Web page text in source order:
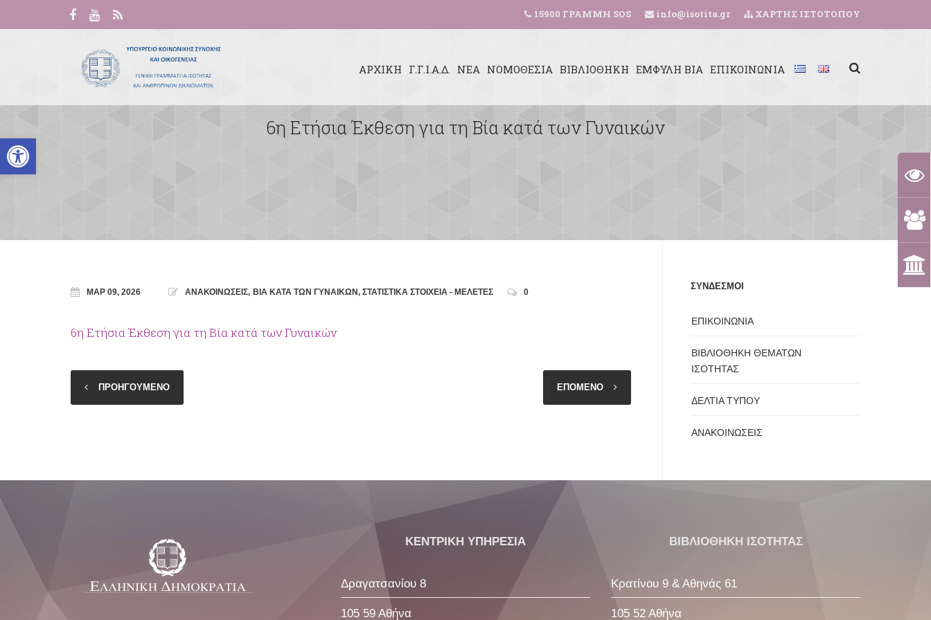
Ανοίξτε τη γραμμή εργαλείων
15900 ΓΡΑΜΜΗ SOS info@isotita.gr ΧΑΡΤΗΣ ΙΣΤΟΤΟΠΟΥ
ΑΡΧΙΚΗ Γ.Γ.Ι.Α.Δ. ΝΕΑ ΝΟΜΟΘΕΣΙΑ ΒΙΒΛΙΟΘΗΚΗ ΕΜΦΥΛΗ ΒΙΑ ΕΠΙΚΟΙΝΩΝΙΑ
6η Ετήσια Έκθεση για τη Βία κατά των Γυναικών
ΜΑΡ 09, 2026 ΑΝΑΚΟΙΝΩΣΕΙΣ, ΒΙΑ ΚΑΤΑ ΤΩΝ ΓΥΝΑΙΚΩΝ, ΣΤΑΤΙΣΤΙΚΑ ΣΤΟΙΧΕΙΑ - ΜΕΛΕΤΕΣ 0
6η Ετήσια Έκθεση για τη Βία κατά των Γυναικών
ΠΡΟΗΓΟΥΜΕΝΟ ΕΠΟΜΕΝΟ
ΣΥΝΔΕΣΜΟΙ
ΕΠΙΚΟΙΝΩΝΙΑ
ΒΙΒΛΙΟΘΗΚΗ ΘΕΜΑΤΩΝ
ΙΣΟΤΗΤΑΣ
ΔΕΛΤΙΑ ΤΥΠΟΥ
ΑΝΑΚΟΙΝΩΣΕΙΣ
ΚΕΝΤΡΙΚΗ ΥΠΗΡΕΣΙΑ
Δραγατσανίου 8
105 59 Αθήνα
ΒΙΒΛΙΟΘΗΚΗ ΙΣΟΤΗΤΑΣ
Κρατίνου 9 & Αθηνάς 61
105 52 Αθήνα